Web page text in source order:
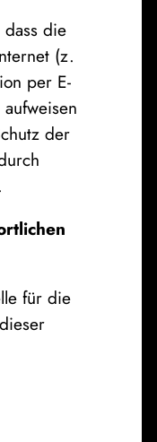
die
(z.
per E-
der
für die